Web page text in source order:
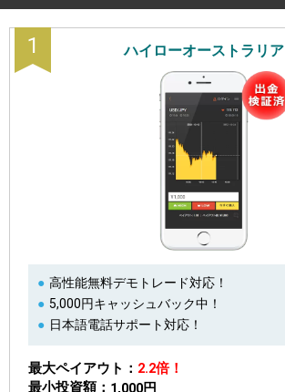
1 ハイローオーストラリア
高性能無料デモトレード対応！
5,000円キャッシュバック中！
日本語電話サポート対応！
最大ペイアウト
2.2倍！
最小投資額
1,000円